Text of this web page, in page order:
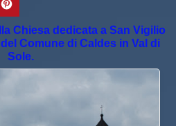
Chiesa dedicata a San Vigilio
Comune di Caldes in Val di
Sole.